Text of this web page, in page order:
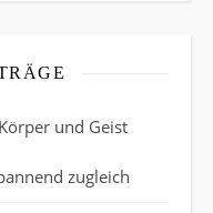
und Geist
zugleich